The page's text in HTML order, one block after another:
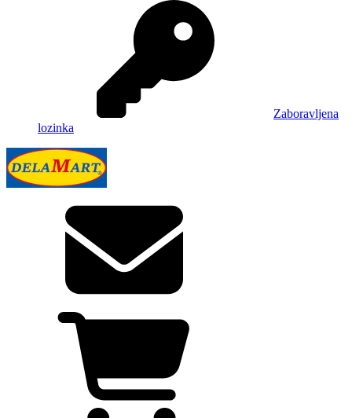
Zaboravljena
lozinka